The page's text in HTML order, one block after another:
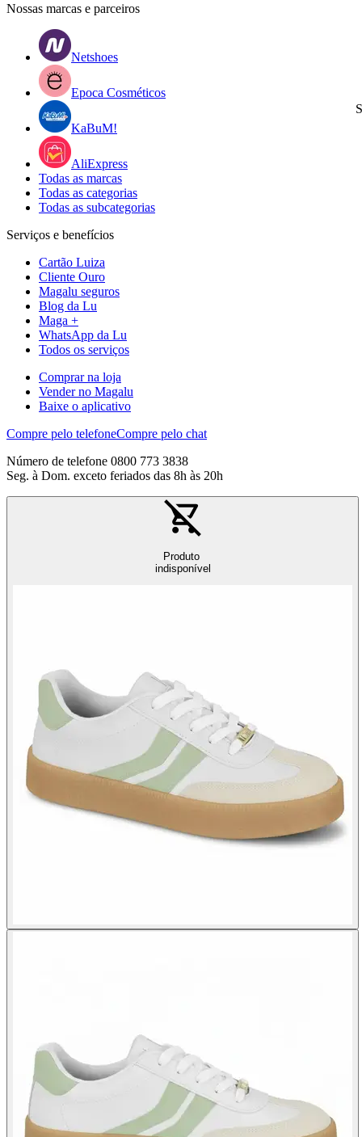
Nossas marcas e parceiros
Netshoes
Epoca Cosméticos
KaBuM!
AliExpress
Todas as marcas
Todas as categorias
Todas as subcategorias
Serviços e benefícios
Cartão Luiza
Cliente Ouro
Magalu seguros
Blog da Lu
Maga +
WhatsApp da Lu
Todos os serviços
Comprar na loja
Vender no Magalu
Baixe o aplicativo
Compre pelo telefoneCompre pelo chat
Número de telefone 0800 773 3838
Seg. à Dom. exceto feriados das 8h às 20h
Produto
indisponível